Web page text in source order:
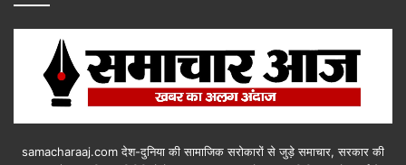
samacharaaj.com देश-दुनिया की सामाजिक सरोकारों से जुड़े समाचार, सरकार की